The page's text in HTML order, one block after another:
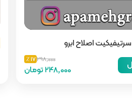
اصلاح ابرو
298,00017 ٪
248,000 تومان